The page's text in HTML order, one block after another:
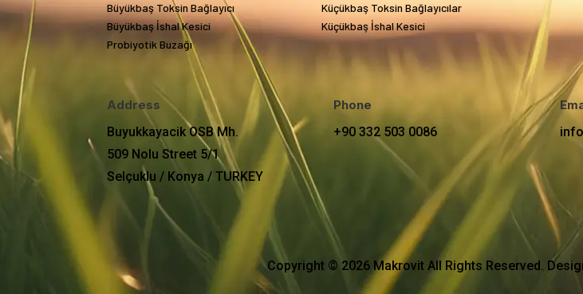
Büyükbaş Toksin Bağlayıcı
Büyükbaş İshal Kesici
Probiyotik Buzağı
Küçükbaş Toksin Bağlayıcılar
Küçükbaş İshal Kesici
Address
Buyukkayacik OSB Mh.
509 Nolu Street 5/1
Selçuklu / Konya / TURKEY
Phone
+90 332 503 0086
Copyright © 2026 Makrovit All Rights Reserved.